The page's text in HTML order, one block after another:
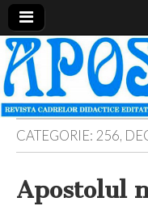
Revista
cadrelor
didactice
din
judetul
Neamt
CATEGORIE: 256,
Apostolul